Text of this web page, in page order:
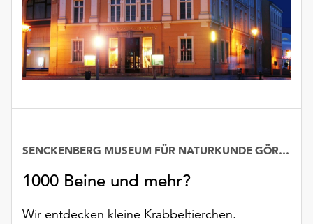
1000 Beine und mehr?
SENCKENBERG MUSEUM FÜR NATURKUNDE GÖRLITZ
Wir entdecken kleine Krabbeltierchen.